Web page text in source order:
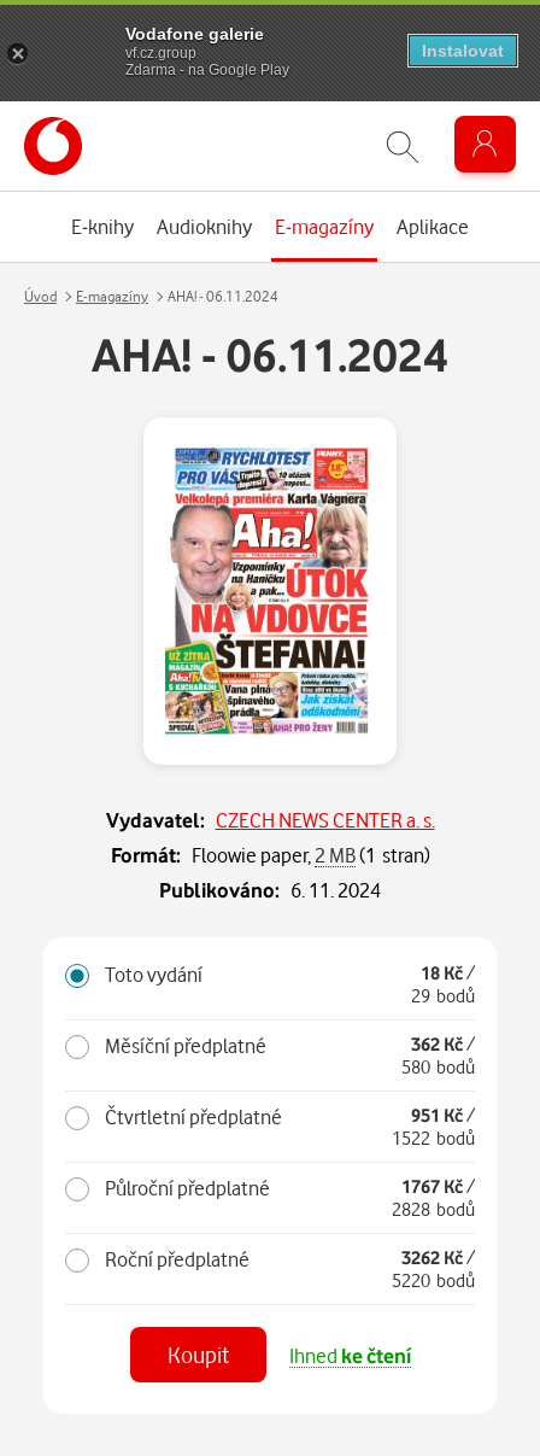
E-knihy Audioknihy E-magazíny Aplikace
Úvod E-magazíny AHA! - 06.11.2024
AHA! - 06.11.2024
Vydavatel: CZECH NEWS CENTER a. s.
Formát: Floowie paper, 2 MB(1 stran)
Publikováno: 6. 11. 2024
Toto vydání 18 Kč/
29 bodů
Měsíční předplatné 362 Kč/
580 bodů
Čtvrtletní předplatné 951 Kč/
1522 bodů
Půlroční předplatné 1767 Kč/
2828 bodů
Roční předplatné 3262 Kč/
5220 bodů
Koupit Ihned ke čtení
Vodafone galerie
vf.cz.group
Zdarma - na Google Play
Instalovat